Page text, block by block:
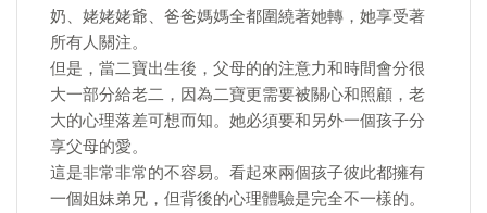
奶、姥姥姥爺、爸爸媽媽全都圍繞著她轉，她享受著
所有人關注。
但是，當二寶出生後，父母的的注意力和時間會分很
大一部分給老二，因為二寶更需要被關心和照顧，老
大的心理落差可想而知。她必須要和另外一個孩子分
享父母的愛。
這是非常非常的不容易。看起來兩個孩子彼此都擁有
一個姐妹弟兄，但背後的心理體驗是完全不一樣的。